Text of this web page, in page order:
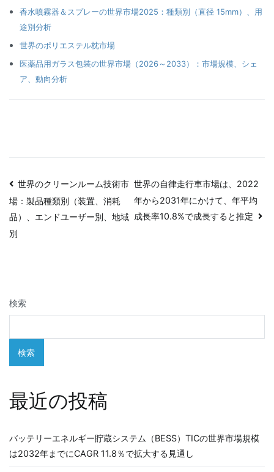
香水噴霧器＆スプレーの世界市場2025：種類別（直径 15mm）、用
途別分析
世界のポリエステル枕市場
医薬品用ガラス包装の世界市場（2026～2033）：市場規模、シェ
ア、動向分析
投
稿
ナ
ー
シ
ョ
ン
世界のクリーンルーム技術市
場：製品種類別（装置、消耗
品）、エンドユーザー別、地域
別
世界の自律走行車市場は、2022
年から2031年にかけて、年平均
成長率10.8%で成長すると推定
検索
検索
最近の投稿
バッテリーエネルギー貯蔵システム（BESS）TICの世界市場規模
は2032年までにCAGR 11.8％で拡大する見通し